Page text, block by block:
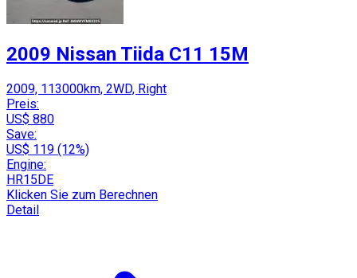
2009 Nissan Tiida C11 15M
2009, 113000km, 2WD, Right
Preis:
US$ 880
Save:
US$ 119 (12%)
Engine:
HR15DE
Klicken Sie zum Berechnen
Detail